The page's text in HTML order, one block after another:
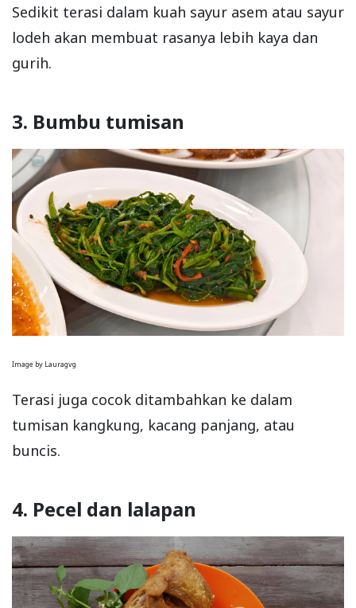
Sedikit terasi dalam kuah sayur asem atau sayur
lodeh akan membuat rasanya lebih kaya dan
gurih.
3. Bumbu tumisan
Image by Lauragvg
Terasi juga cocok ditambahkan ke dalam
tumisan kangkung, kacang panjang, atau
buncis.
4. Pecel dan lalapan